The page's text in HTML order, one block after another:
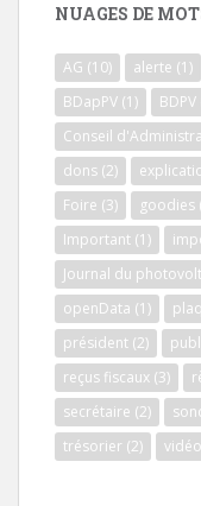
NUAGES DE
AG (10) alerte (1)
BDapPV (1) BDPV
Conseil
dons (2)
Foire (3) goodies
Important (1)
Journal du
openData (1)
président (2)
reçus fiscaux (3)
secrétaire (2)
trésorier (2) vidéo